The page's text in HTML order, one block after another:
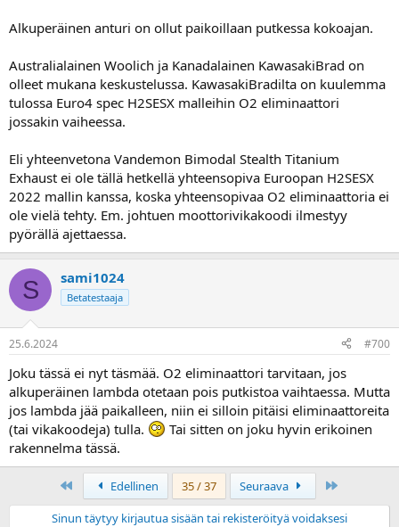
Alkuperäinen anturi on ollut paikoillaan putkessa kokoajan.
Australialainen Woolich ja Kanadalainen KawasakiBrad on
olleet mukana keskustelussa. KawasakiBradilta on kuulemma
tulossa Euro4 spec H2SESX malleihin O2 eliminaattori
jossakin vaiheessa.
Eli yhteenvetona Vandemon Bimodal Stealth Titanium
Exhaust ei ole tällä hetkellä yhteensopiva Euroopan H2SESX
2022 mallin kanssa, koska yhteensopivaa O2 eliminaattoria ei
ole vielä tehty. Em. johtuen moottorivikakoodi ilmestyy
pyörällä ajettaessa.
S sami1024
Betatestaaja
25.6.2024 #700
Joku tässä ei nyt täsmää. O2 eliminaattori tarvitaan, jos
alkuperäinen lambda otetaan pois putkistoa vaihtaessa. Mutta
jos lambda jää paikalleen, niin ei silloin pitäisi eliminaattoreita
(tai vikakoodeja) tulla.
Tai sitten on joku hyvin erikoinen
rakennelma tässä.
Edellinen 35 / 37 Seuraava
Sinun täytyy kirjautua sisään tai rekisteröityä voidaksesi